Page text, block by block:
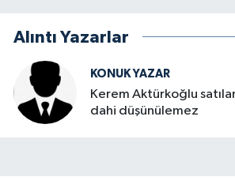
Alıntı Yazarlar
KONUK YAZAR
Kerem Aktürkoğlu
dahi düşünülemez